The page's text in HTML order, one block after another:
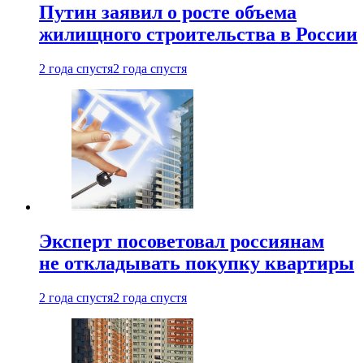
Путин заявил о росте объема
жилищного строительства в России
2 года спустя2 года спустя
Эксперт посоветовал россиянам
не откладывать покупку квартиры
2 года спустя2 года спустя